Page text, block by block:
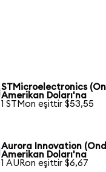
STMicroelectronics
Amerikan Doları'na
1 STMon eşittir $53,55
Aurora Innovation
Amerikan Doları'na
1 AURon eşittir $6,67